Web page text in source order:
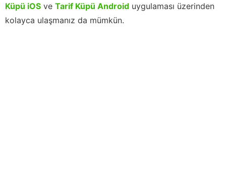
Küpü iOS ve Tarif Küpü Android uygulaması üzerinden
kolayca ulaşmanız da mümkün.